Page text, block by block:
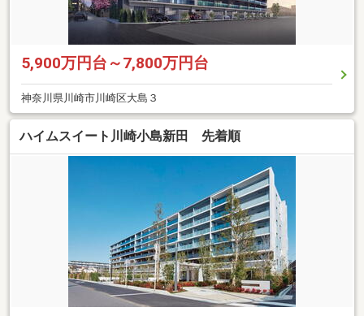
5,900万円台～7,800万円台
神奈川県川崎市川崎区大島３
ハイムスイート川崎小島新田 先着順